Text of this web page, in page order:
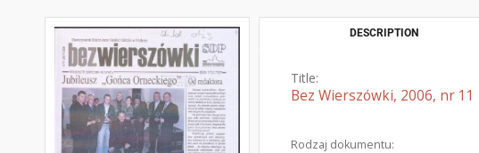
DESCRIPTION
Title:
Bez Wierszówki, 2006, nr 11
Rodzaj dokumentu: